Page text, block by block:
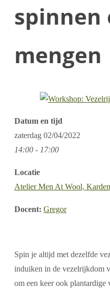
spinnen
mengen
Datum en tijd
zaterdag 02/04/2022
14:00 - 17:00
Locatie
Atelier Men At Wool,
Docent: Gregor
Spin je altijd met dezelfde
induiken in de vezelrijkdom
om een keer ook plantardige